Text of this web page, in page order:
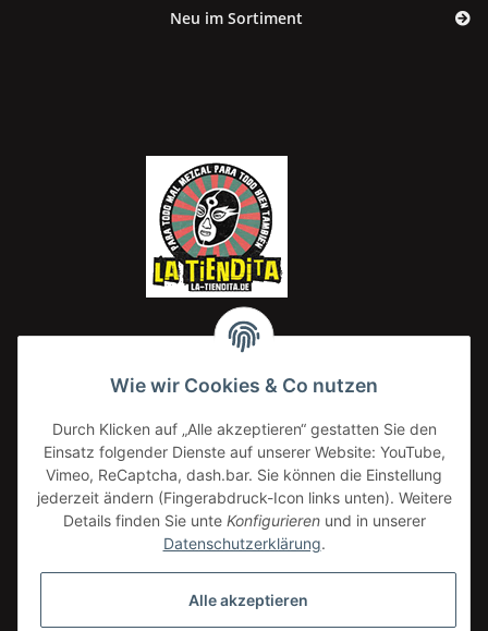
Neu im Sortiment
Isadora Frijoles Refritos Bayos / helles
Bohnenmus 220g
2,20 €*
10,00 € pro 1 kg
Wie wir Cookies & Co nutzen
Durch Klicken auf „Alle akzeptieren“ gestatten Sie den
Einsatz folgender Dienste auf unserer Website: YouTube,
Vimeo, ReCaptcha, dash.bar. Sie können die Einstellung
jederzeit ändern (Fingerabdruck-Icon links unten). Weitere
Details finden Sie unte Konfigurierenund in unserer
Datenschutzerklärung.
Alle akzeptieren